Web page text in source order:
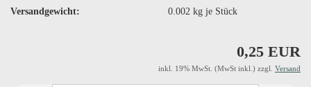
Versandgewicht:
0.002kg je Stück
0,25 EUR
inkl. 19% MwSt. (MwSt inkl.) zzgl. Versand